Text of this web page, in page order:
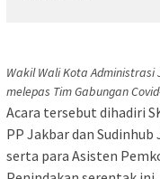
Wakil Wali Kota
melepas Tim Gabungan
Acara tersebut dihadiri
PP Jakbar dan
serta para Asisten